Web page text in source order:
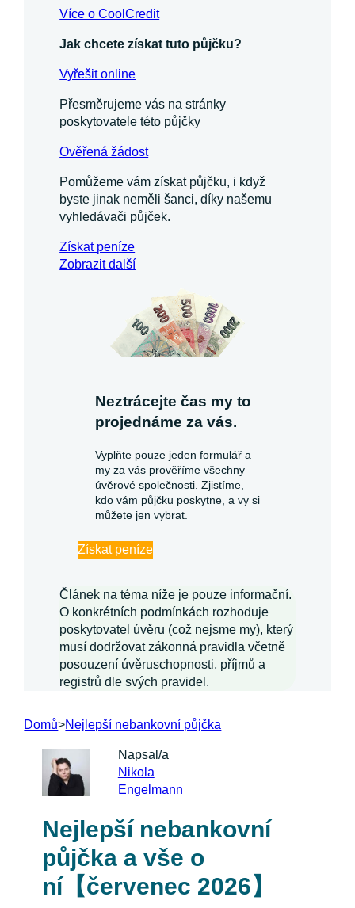
Více o CoolCredit
Jak chcete získat tuto půjčku?
Vyřešit online
Přesměrujeme vás na stránky
poskytovatele této půjčky
Ověřená žádost
Pomůžeme vám získat půjčku, i když
byste jinak neměli šanci, díky našemu
vyhledávači půjček.
Získatpeníze
Zobrazit další
Neztrácejte čas my to
projednáme za vás.
Vyplňte pouze jeden formulář a
my za vás prověříme všechny
úvěrové společnosti. Zjistíme,
kdo vám půjčku poskytne, a vy si
můžete jen vybrat.
Získat peníze
Článek na téma níže je pouze informační.
O konkrétních podmínkách rozhoduje
poskytovatel úvěru (což nejsme my), který
musí dodržovat zákonná pravidla včetně
posouzení úvěruschopnosti, příjmů a
registrů dle svých pravidel.
Domů>Nejlepší nebankovní půjčka
Napsal/a
Nikola
Engelmann
Nejlepší nebankovní
půjčka a vše o
ní【červenec 2026】